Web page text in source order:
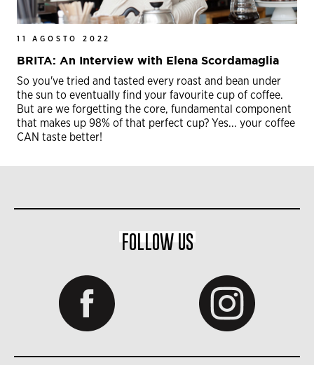
11 AGOSTO 2022
BRITA: An Interview with Elena Scordamaglia
So you've tried and tasted every roast and bean under
the sun to eventually find your favourite cup of coffee.
But are we forgetting the core, fundamental component
that makes up 98% of that perfect cup? Yes... your coffee
CAN taste better!
FOLLOW US